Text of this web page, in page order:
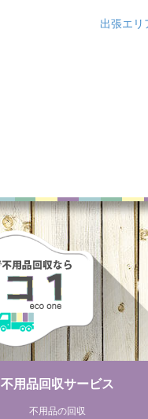
出張エリ
不用品回収サービス
不用品の回収